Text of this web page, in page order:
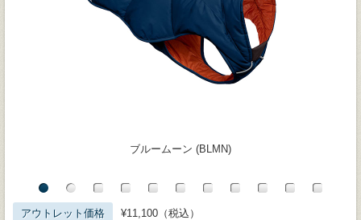
ブルームーン (BLMN)
アウトレット価格 ¥11,100（税込）